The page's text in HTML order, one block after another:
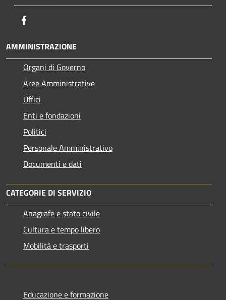
AMMINISTRAZIONE
Organi di Governo
Aree Amministrative
Uffici
Enti e fondazioni
Politici
Personale Amministrativo
Documenti e dati
CATEGORIE DI SERVIZIO
Anagrafe e stato civile
Cultura e tempo libero
Mobilità e trasporti
Educazione e formazione